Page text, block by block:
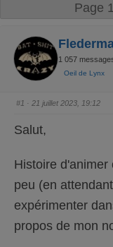
Page
1 057
Oeil de Lynx
#1 · 21 juillet 2023, 19:12
Salut,
Histoire d'animer
peu (en
expérimenter
propos de mon